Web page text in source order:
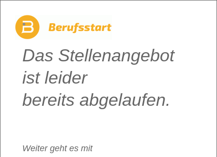
Das Stellenangebot
ist leider
bereits abgelaufen.
Weiter geht es mit